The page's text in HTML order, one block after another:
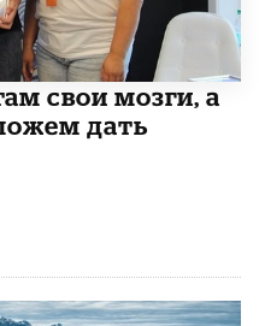
свои мозги, а
дать